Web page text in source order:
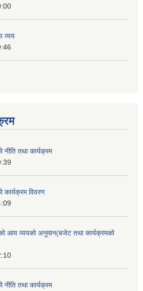
व्यय
तथा कार्यक्रम
विवरण
आय व्ययको अनुमान(बजेट तथा कार्यक्रमको
तथा कार्यक्रम